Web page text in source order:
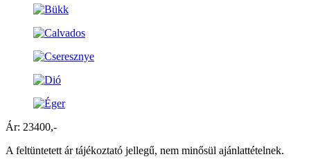
Ár: 23400,-
A feltüntetett ár tájékoztató jellegű, nem minősül ajánlattételnek.